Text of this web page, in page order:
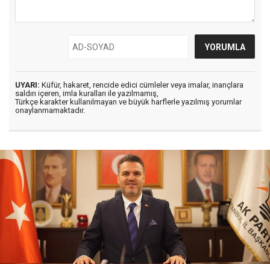
UYARI: Küfür, hakaret, rencide edici cümleler veya imalar, inançlara
saldırı içeren, imla kuralları ile yazılmamış,
Türkçe karakter kullanılmayan ve büyük harflerle yazılmış yorumlar
onaylanmamaktadır.